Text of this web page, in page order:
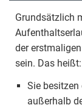
Grundsätzlich
der
sein. Das heißt:
Sie
außerhalb